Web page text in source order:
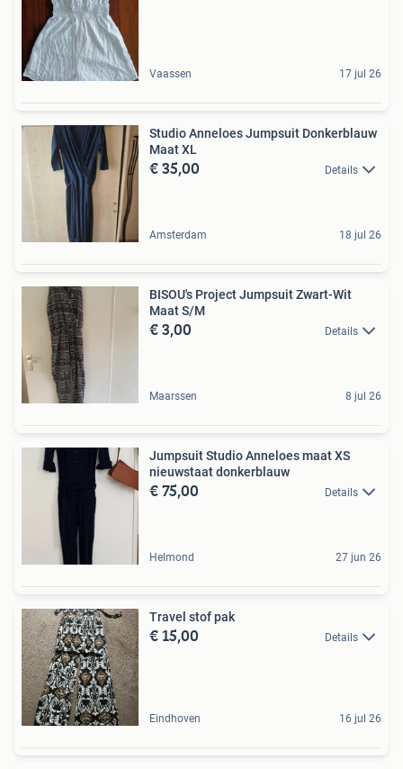
Vaassen 17 jul 26
Studio Anneloes Jumpsuit Donkerblauw
Maat XL
€ 35,00 Details
Amsterdam 18 jul 26
BISOU's Project Jumpsuit Zwart-Wit
Maat S/M
€ 3,00 Details
Maarssen 8 jul 26
Jumpsuit Studio Anneloes maat XS
nieuwstaat donkerblauw
€ 75,00 Details
Helmond 27 jun 26
Travel stof pak
€ 15,00 Details
Eindhoven 16 jul 26